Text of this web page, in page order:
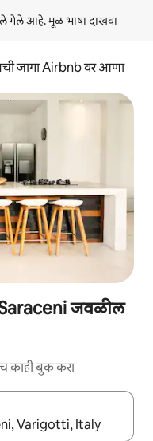
गेले आहे. मूळ भाषा दाखवा
जागा Airbnb वर आणा
जवळील
काही बुक करा
आणि खाली बाणांच्या किजसह